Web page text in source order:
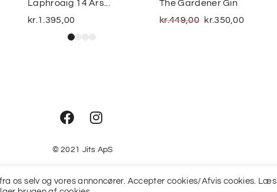
Laphroaig 14 Års...
kr. 1.395,00
The Gardener Gin
kr.449,00 kr.350,00
© 2021 Jits ApS
os selv og vores annoncører. Accepter cookies/Afvis cookies. Læs